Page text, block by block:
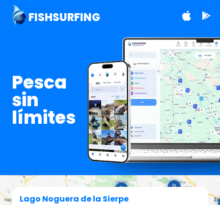
FISHSURFING
Pesca
sin
límites
Lago Noguera de la Sierpe